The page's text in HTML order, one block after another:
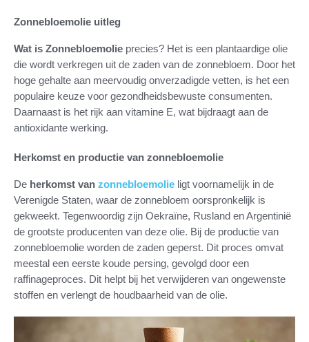
Zonnebloemolie uitleg
Wat is Zonnebloemolie precies? Het is een plantaardige olie
die wordt verkregen uit de zaden van de zonnebloem. Door het
hoge gehalte aan meervoudig onverzadigde vetten, is het een
populaire keuze voor gezondheidsbewuste consumenten.
Daarnaast is het rijk aan vitamine E, wat bijdraagt aan de
antioxidante werking.
Herkomst en productie van zonnebloemolie
De herkomst van zonnebloemolie ligt voornamelijk in de
Verenigde Staten, waar de zonnebloem oorspronkelijk is
gekweekt. Tegenwoordig zijn Oekraïne, Rusland en Argentinië
de grootste producenten van deze olie. Bij de productie van
zonnebloemolie worden de zaden geperst. Dit proces omvat
meestal een eerste koude persing, gevolgd door een
raffinageproces. Dit helpt bij het verwijderen van ongewenste
stoffen en verlengt de houdbaarheid van de olie.